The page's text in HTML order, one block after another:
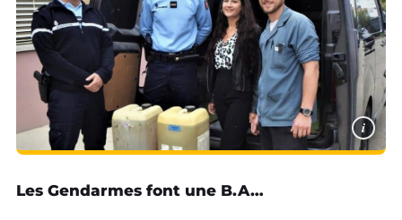
i
Les Gendarmes font une B.A…